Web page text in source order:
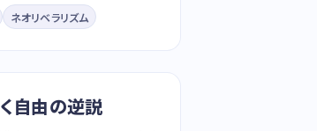
ネオリベラリズム
自由の逆説